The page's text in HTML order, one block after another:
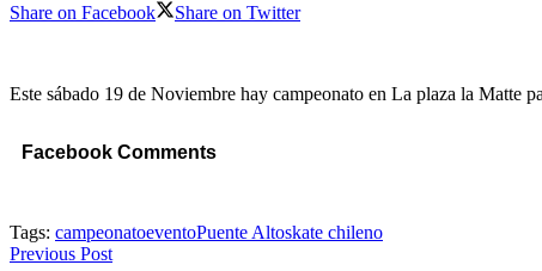
Share on Facebook
Share on Twitter
Este sábado 19 de Noviembre hay campeonato en La plaza la Matte
Facebook Comments
Tags: campeonatoeventoPuente Altoskate chileno
Previous Post